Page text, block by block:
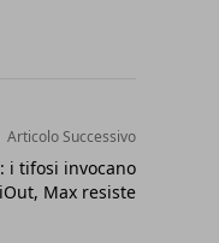
Articolo Successivo
i tifosi invocano
Max resiste